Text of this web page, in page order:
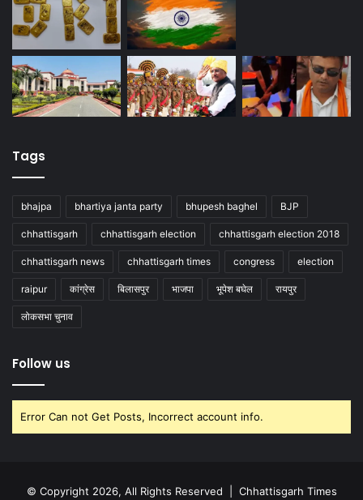
Tags
bhajpa bhartiya janta party bhupesh baghel BJP
chhattisgarh chhattisgarh election chhattisgarh election 2018
chhattisgarh news chhattisgarh times congress election
raipur कांग्रेस बिलासपुर भाजपा भूपेश बघेल रायपुर
लोकसभा चुनाव
Follow us
Error Can not Get Posts, Incorrect account info.
© Copyright 2026, All Rights Reserved | Chhattisgarh Times